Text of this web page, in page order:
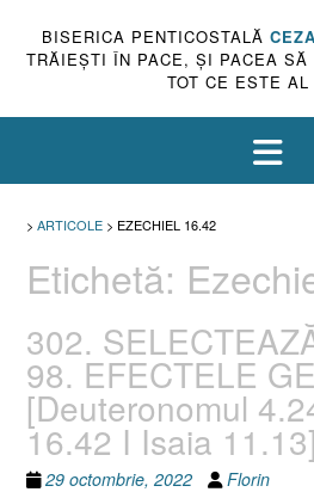
BISERICA PENTICOSTALĂ
TRĂIEŞTI ÎN PACE, ŞI PACEA
TOT CE ESTE AL
> ARTICOLE > EZECHIEL 16.42
Etichetă:
302.
98. EFECTELE
[Deuteronomul
16.42 I Isaia 11.13]
29 octombrie, 2022 Florin